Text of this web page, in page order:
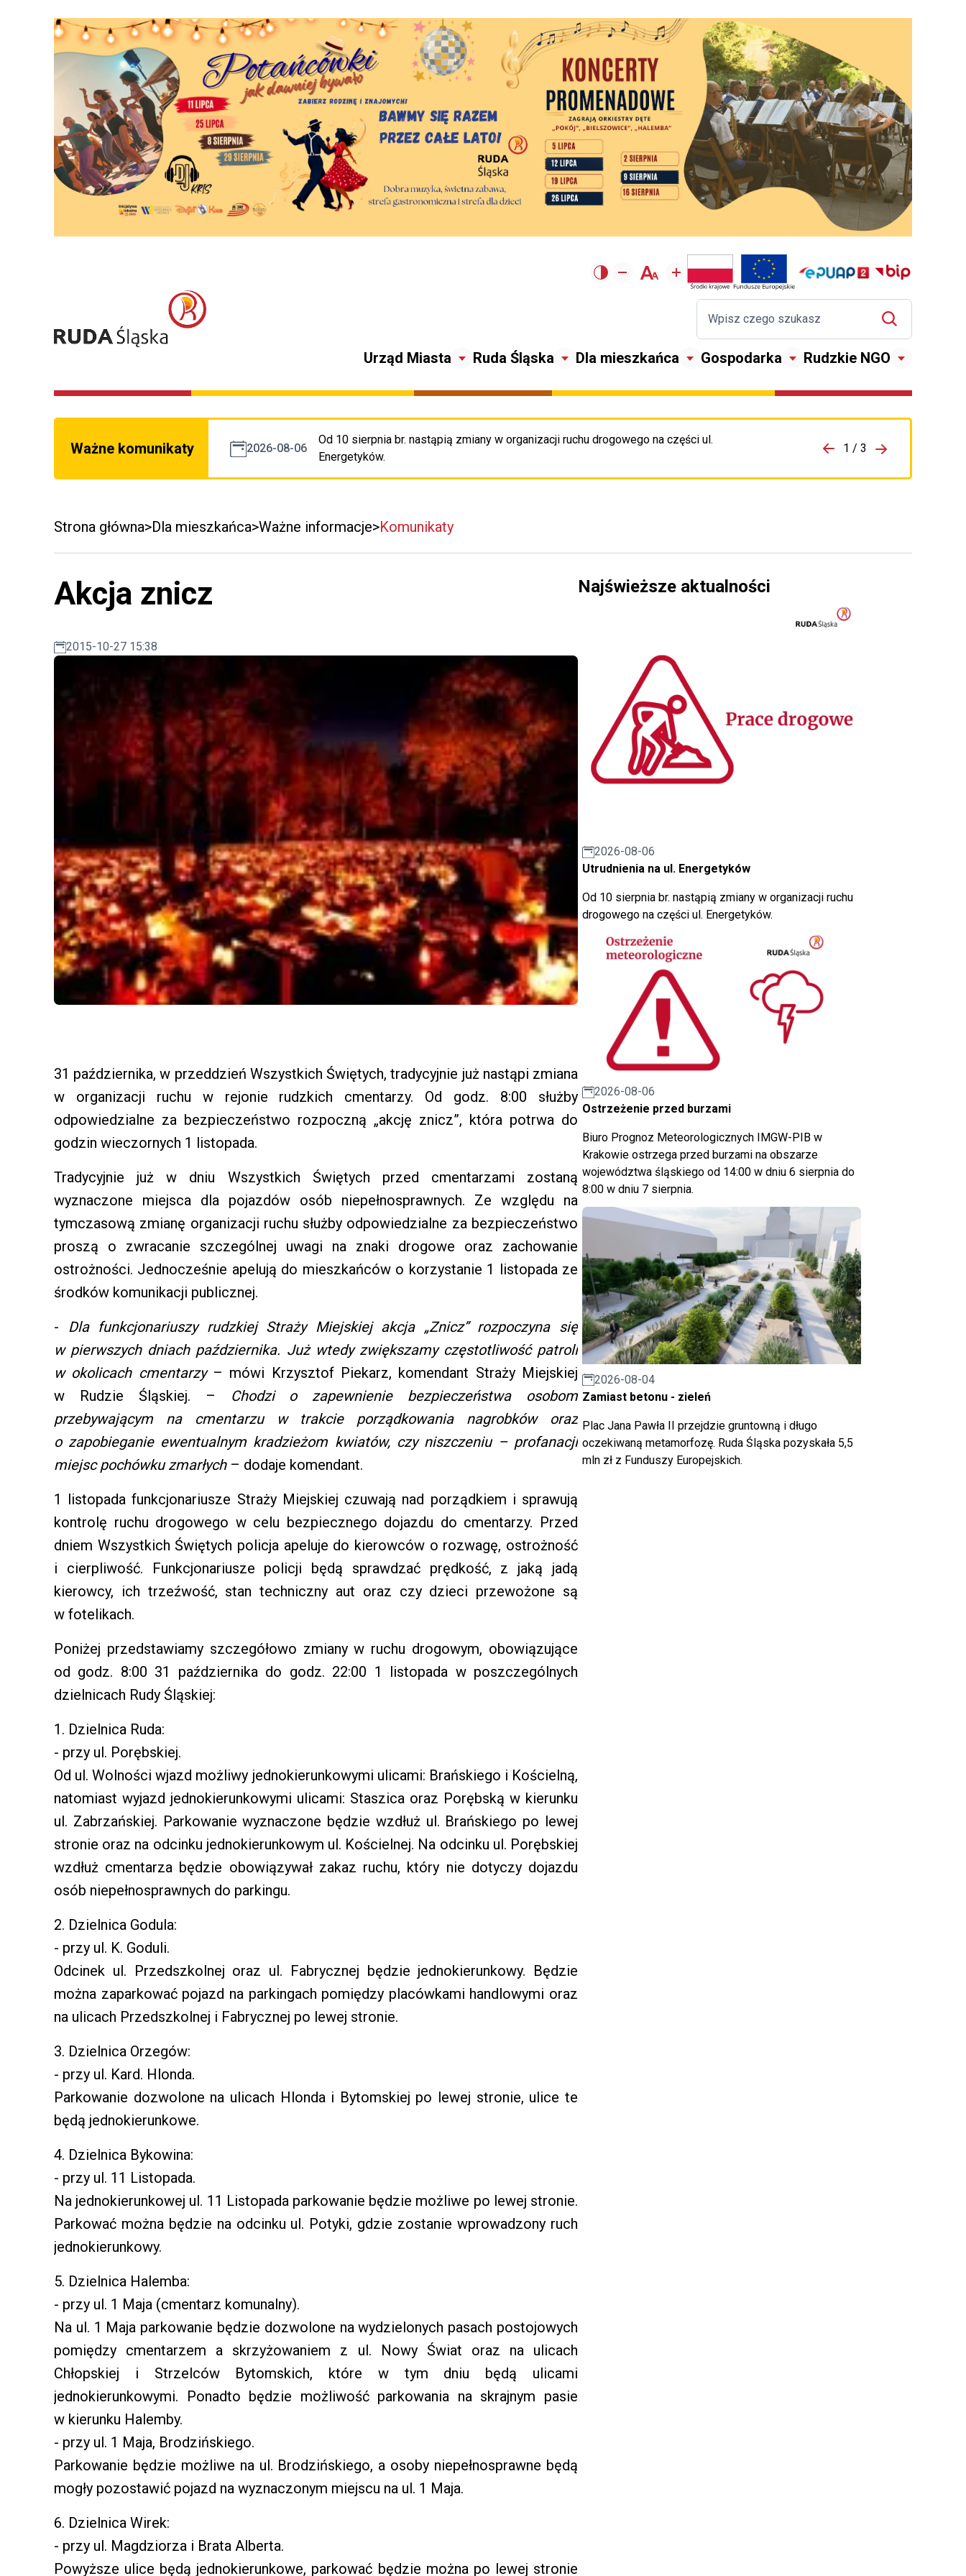
Urząd Miasta Ruda Śląska Dla mieszkańca Gospodarka Rudzkie NGO
Ważne komunikaty 2026-08-06
Od 10 sierpnia br. nastąpią zmiany w organizacji ruchu drogowego na części ul.
Energetyków.
Przejdź do porzpedniego komunikatu 1 / 3
Przejdź do
Strona główna Dla mieszkańca Ważne informacje Komunikaty
Akcja znicz
2015-10-27 15:38
31 października, w przeddzień Wszystkich Świętych, tradycyjnie już nastąpi zmiana
w organizacji ruchu w rejonie rudzkich cmentarzy. Od godz. 8:00 służby
odpowiedzialne za bezpieczeństwo rozpoczną „akcję znicz”, która potrwa do
godzin wieczornych 1 listopada.
Tradycyjnie już w dniu Wszystkich Świętych przed cmentarzami zostaną
wyznaczone miejsca dla pojazdów osób niepełnosprawnych. Ze względu na
tymczasową zmianę organizacji ruchu służby odpowiedzialne za bezpieczeństwo
proszą o zwracanie szczególnej uwagi na znaki drogowe oraz zachowanie
ostrożności. Jednocześnie apelują do mieszkańców o korzystanie 1 listopada ze
środków komunikacji publicznej.
- Dla funkcjonariuszy rudzkiej Straży Miejskiej akcja „Znicz” rozpoczyna się
w pierwszych dniach października. Już wtedy zwiększamy częstotliwość patroli
w okolicach cmentarzy– mówi Krzysztof Piekarz, komendant Straży Miejskiej
w Rudzie Śląskiej. –
Chodzi o zapewnienie bezpieczeństwa osobom
przebywającym na cmentarzu w trakcie porządkowania nagrobków oraz
o zapobieganie ewentualnym kradzieżom kwiatów, czy niszczeniu – profanacji
miejsc pochówku zmarłych– dodaje komendant.
1 listopada funkcjonariusze Straży Miejskiej czuwają nad porządkiem i sprawują
kontrolę ruchu drogowego w celu bezpiecznego dojazdu do cmentarzy. Przed
dniem Wszystkich Świętych policja apeluje do kierowców o rozwagę, ostrożność
i cierpliwość. Funkcjonariusze policji będą sprawdzać prędkość, z jaką jadą
kierowcy, ich trzeźwość, stan techniczny aut oraz czy dzieci przewożone są
w fotelikach.
Poniżej przedstawiamy szczegółowo zmiany w ruchu drogowym, obowiązujące
od godz. 8:00 31 października do godz. 22:00 1 listopada w poszczególnych
dzielnicach Rudy Śląskiej:
1. Dzielnica Ruda:
- przy ul. Porębskiej.
Od ul. Wolności wjazd możliwy jednokierunkowymi ulicami: Brańskiego i Kościelną,
natomiast wyjazd jednokierunkowymi ulicami: Staszica oraz Porębską w kierunku
ul. Zabrzańskiej. Parkowanie wyznaczone będzie wzdłuż ul. Brańskiego po lewej
stronie oraz na odcinku jednokierunkowym ul. Kościelnej. Na odcinku ul. Porębskiej
wzdłuż cmentarza będzie obowiązywał zakaz ruchu, który nie dotyczy dojazdu
osób niepełnosprawnych do parkingu.
2. Dzielnica Godula:
- przy ul. K. Goduli.
Odcinek ul. Przedszkolnej oraz ul. Fabrycznej będzie jednokierunkowy. Będzie
można zaparkować pojazd na parkingach pomiędzy placówkami handlowymi oraz
na ulicach Przedszkolnej i Fabrycznej po lewej stronie.
3. Dzielnica Orzegów:
- przy ul. Kard. Hlonda.
Parkowanie dozwolone na ulicach Hlonda i Bytomskiej po lewej stronie, ulice te
będą jednokierunkowe.
4. Dzielnica Bykowina:
- przy ul. 11 Listopada.
Na jednokierunkowej ul. 11 Listopada parkowanie będzie możliwe po lewej stronie.
Parkować można będzie na odcinku ul. Potyki, gdzie zostanie wprowadzony ruch
jednokierunkowy.
5. Dzielnica Halemba:
- przy ul. 1 Maja (cmentarz komunalny).
Na ul. 1 Maja parkowanie będzie dozwolone na wydzielonych pasach postojowych
pomiędzy cmentarzem a skrzyżowaniem z ul. Nowy Świat oraz na ulicach
Chłopskiej i Strzelców Bytomskich, które w tym dniu będą ulicami
jednokierunkowymi. Ponadto będzie możliwość parkowania na skrajnym pasie
w kierunku Halemby.
- przy ul. 1 Maja, Brodzińskiego.
Parkowanie będzie możliwe na ul. Brodzińskiego, a osoby niepełnosprawne będą
mogły pozostawić pojazd na wyznaczonym miejscu na ul. 1 Maja.
6. Dzielnica Wirek:
- przy ul. Magdziorza i Brata Alberta.
Powyższe ulice będą jednokierunkowe, parkować będzie można po lewej stronie
Najświeższe aktualności
2026-08-06
Utrudnienia na ul. Energetyków
Od 10 sierpnia br. nastąpią zmiany w organizacji ruchu
drogowego na części ul. Energetyków.
2026-08-06
Ostrzeżenie przed burzami
Biuro Prognoz Meteorologicznych IMGW-PIB w
Krakowie ostrzega przed burzami na obszarze
województwa śląskiego od 14:00 w dniu 6 sierpnia do
8:00 w dniu 7 sierpnia.
2026-08-04
Zamiast betonu - zieleń
Plac Jana Pawła II przejdzie gruntowną i długo
oczekiwaną metamorfozę. Ruda Śląska pozyskała 5,5
mln zł z Funduszy Europejskich.